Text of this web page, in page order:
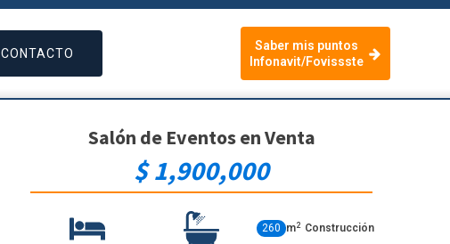
CONTACTO
Saber mis puntos
Infonavit/Fovissste
Salón de EventosenVenta
$ 1,900,000
260 m2 Construcción